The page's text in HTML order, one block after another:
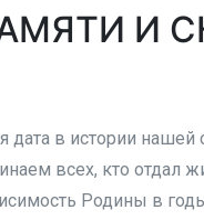
И
дата в истории нашей
всех, кто отдал
Родины в